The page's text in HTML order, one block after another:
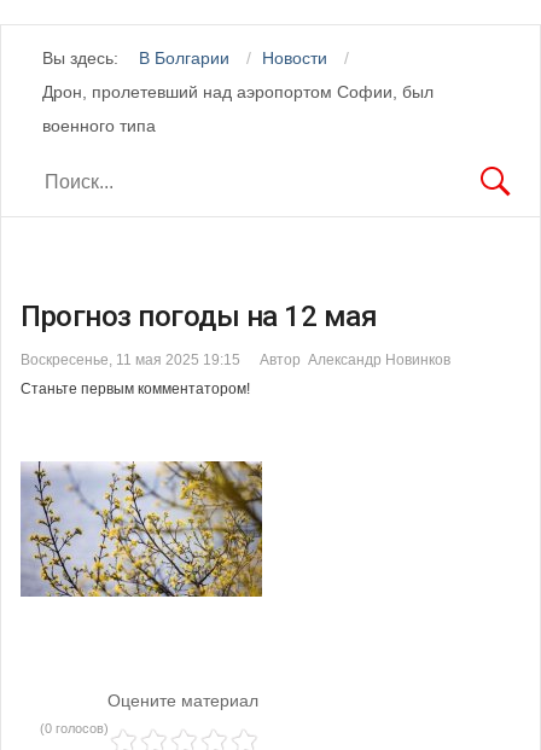
Вы здесь: В Болгарии
Новости
Дрон, пролетевший над аэропортом Софии, был
военного типа
Прогноз погоды на 12 мая
Воскресенье, 11 мая 2025 19:15
Автор Александр Новинков
Станьте первым комментатором!
Оцените материал
(0 голосов)